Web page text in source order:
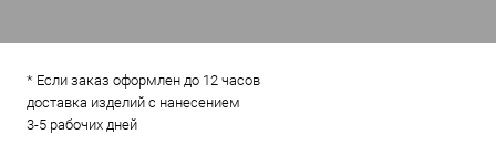
* Если заказ оформлен до 12 часов
доставка изделий с нанесением
3-5 рабочих дней